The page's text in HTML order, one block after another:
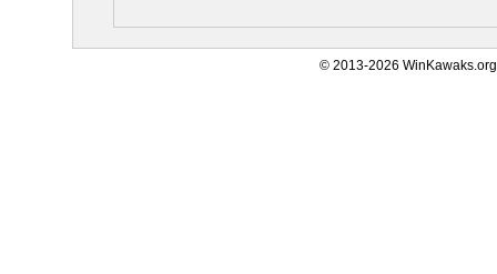
© 2013-2026